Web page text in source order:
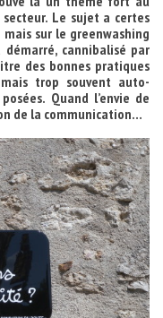
Le sujet a certes
sur le greenwashing
cannibalisé par
des bonnes pratiques
trop souvent auto-
Quand l’envie de
de la communication…